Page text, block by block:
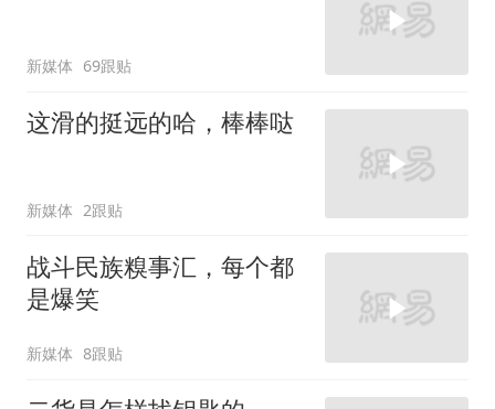
新媒体 69跟贴
这滑的挺远的哈，棒棒哒
新媒体 2跟贴
战斗民族糗事汇，每个都
是爆笑
新媒体 8跟贴